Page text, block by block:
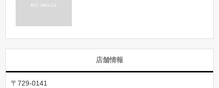
店舗情報
〒729-0141